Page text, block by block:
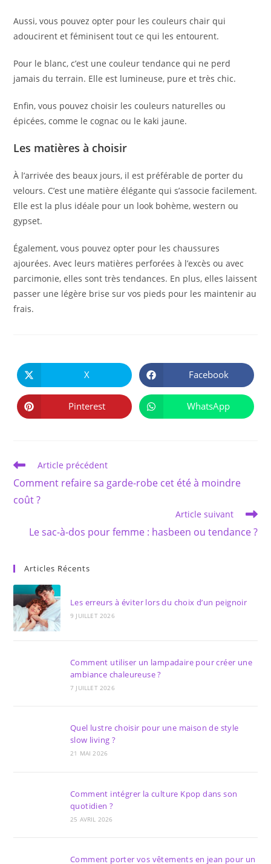
Aussi, vous pouvez opter pour les couleurs chair qui
adoucirent et féminisent tout ce qui les entourent.
Pour le blanc, c’est une couleur tendance qui ne perd
jamais du terrain. Elle est lumineuse, pure et très chic.
Enfin, vous pouvez choisir les couleurs naturelles ou
épicées, comme le cognac ou le kaki jaune.
Les matières à choisir
À l’arrivée des beaux jours, il est préférable de porter du
velours. C’est une matière élégante qui s’associe facilement.
Elle est la plus idéale pour un look bohème, western ou
gypset.
Également, vous pouvez opter pour les chaussures
ajourées. Avec leurs matières perforées à l’excès ou avec
parcimonie, elles sont très tendances. En plus, elles laissent
passer une légère brise sur vos pieds pour les maintenir au
frais.
CE
CONTENU
Ouvrir
dans
une
autre
fenêtre
X Ouvrir
dans
une
autre
fenêtre
Facebook
Ouvrir
dans
Pinterest Ouvrir
dans
WhatsApp
Read
articles
Article précédent
Comment refaire sa garde-robe cet été à moindre
coût ?
Article suivant
Le sac-à-dos pour femme : hasbeen ou tendance ?
Articles Récents
Les erreurs à éviter lors du choix d’un peignoir
9 JUILLET 2026
Comment utiliser un lampadaire pour créer une
ambiance chaleureuse ?
7 JUILLET 2026
Quel lustre choisir pour une maison de style
slow living ?
21 MAI 2026
Comment intégrer la culture Kpop dans son
quotidien ?
25 AVRIL 2026
Comment porter vos vêtements en jean pour un